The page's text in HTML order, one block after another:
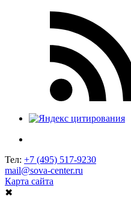
Тел: +7 (495) 517-9230
mail@sova-center.ru
Карта сайта
✖